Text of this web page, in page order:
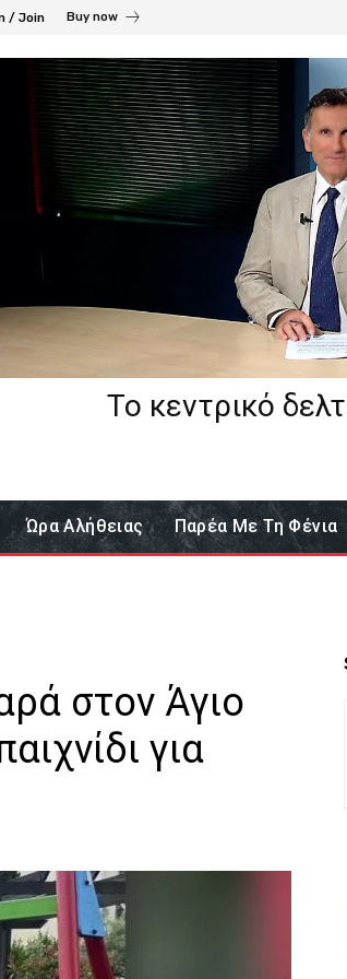
/ Join Buy now
Το κεντρικό
Ώρα Αλήθειας Παρέα Με Τη Φένια
στον Άγιο
για